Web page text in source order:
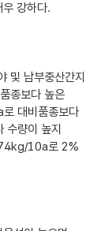
강하다.
및 남부중산간지
종보다 높은
대비품종보다
수량이 높지
10a로 2%